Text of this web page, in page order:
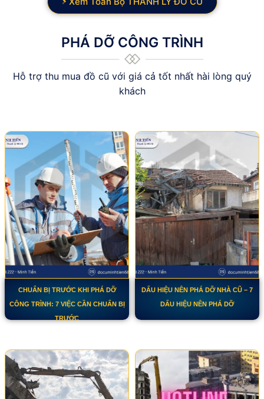
PHÁ DỠ CÔNG TRÌNH
Hỗ trợ thu mua đồ cũ với giá cả tốt nhất hài lòng quý
khách
CHUẨN BỊ TRƯỚC KHI PHÁ DỠ
CÔNG TRÌNH: 7 VIỆC CẦN CHUẨN BỊ
TRƯỚC
DẤU HIỆU NÊN PHÁ DỠ NHÀ CŨ – 7
DẤU HIỆU NÊN PHÁ DỠ